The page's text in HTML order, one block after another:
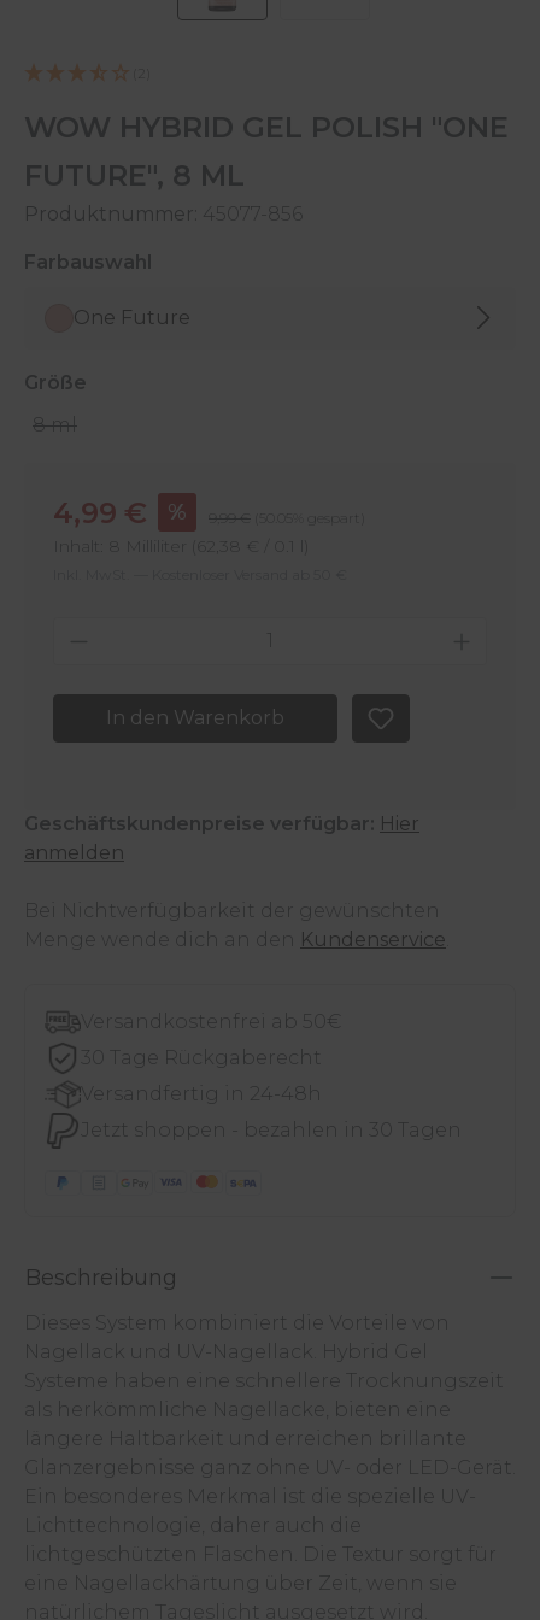
WOW HYBRID GEL POLISH "ONE
FUTURE", 8 ML
Produktnummer: 45077-856
Farbauswahl
One Future
Größe
8 ml
Verkaufspreis:
4,99 € % Regulärer Preis:
9,99 € (50.05% gespart)
Inhalt: 8 Milliliter (62,38 € / 0.1 l)
Produkt Anzahl: Gib den
In den Warenkorb
Geschäftskundenpreise verfügbar: Hier
anmelden
Bei Nichtverfügbarkeit der gewünschten
Menge wende dich an den
Kundenservice
Versandkostenfrei ab 50€
30 Tage Rückgaberecht
Versandfertig in 24-48h
Jetzt shoppen - bezahlen in 30 Tagen
Beschreibung
Dieses System kombiniert die Vorteile von
Nagellack und UV-Nagellack. Hybrid Gel
Systeme haben eine schnellere Trocknungszeit
als herkömmliche Nagellacke, bieten eine
längere Haltbarkeit und erreichen brillante
Glanzergebnisse ganz ohne UV- oder LED-Gerät.
Ein besonderes Merkmal ist die spezielle UV-
Lichttechnologie, daher auch die
lichtgeschützten Flaschen. Die Textur sorgt für
eine Nagellackhärtung über Zeit, wenn sie
natürlichem Tageslicht ausgesetzt wird.